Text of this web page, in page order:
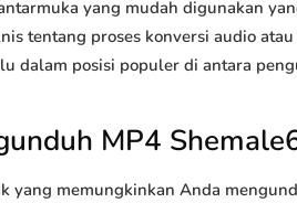
yang mudah digunakan
tentang proses konversi audio
dalam posisi populer di antara
MP4
yang memungkinkan Anda